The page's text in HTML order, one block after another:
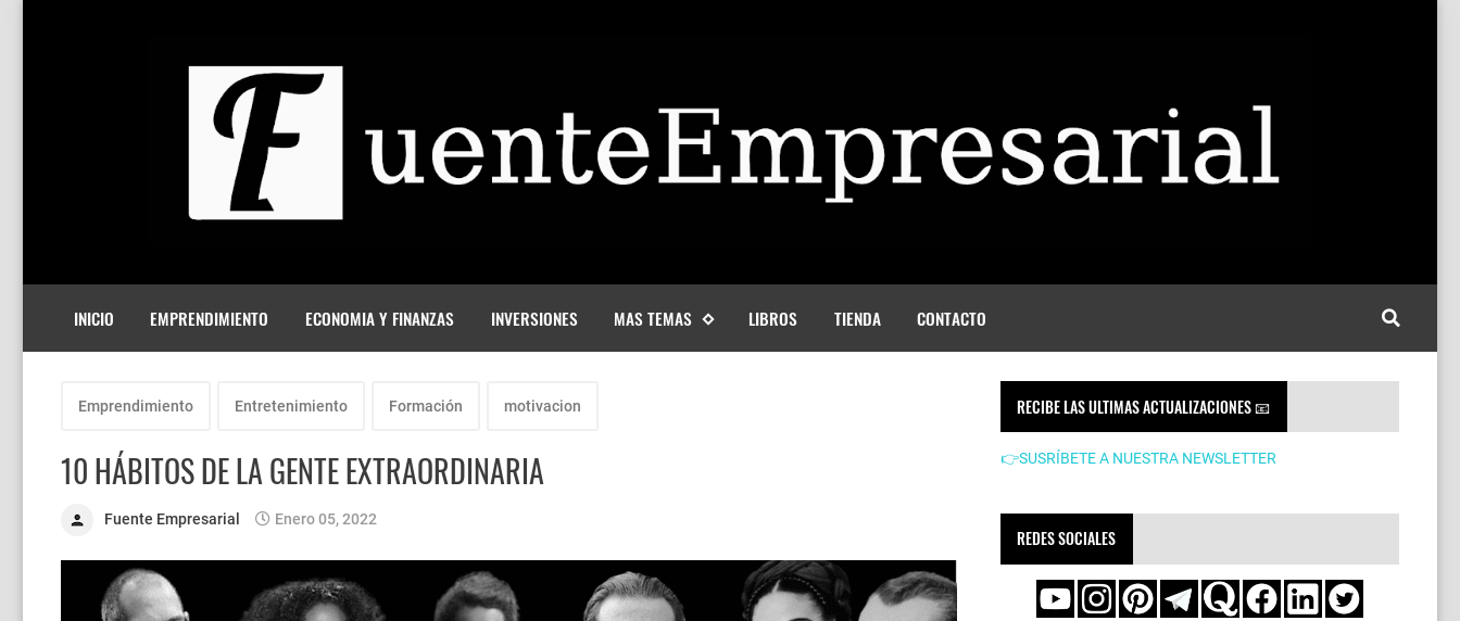
INICIO EMPRENDIMIENTO ECONOMIA Y FINANZAS INVERSIONES MAS TEMAS LIBROS TIENDA CONTACTO
Emprendimiento Entretenimiento Formación motivacion
10 HÁBITOS DE LA GENTE EXTRAORDINARIA
Fuente Empresarial Enero 05, 2022
RECIBE LAS ULTIMAS ACTUALIZACIONES 📧
👉SUSRÍBETE A NUESTRA NEWSLETTER
REDES SOCIALES